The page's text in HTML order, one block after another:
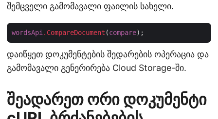
შემცველი გამომავალი ფაილის სახელი.
wordsApi .CompareDocument (compare
დაიწყეთ დოკუმენტების შედარების ოპერაცია და
გამომავალი გენერირება Cloud Storage-ში.
შეადარეთ ორი დოკუმენტი